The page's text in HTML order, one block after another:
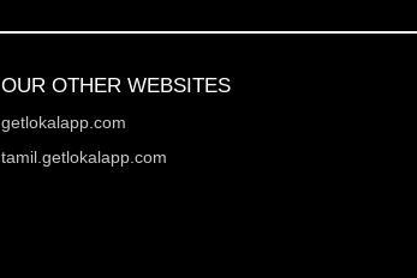
OUR OTHER WEBSITES
getlokalapp.com
tamil.getlokalapp.com